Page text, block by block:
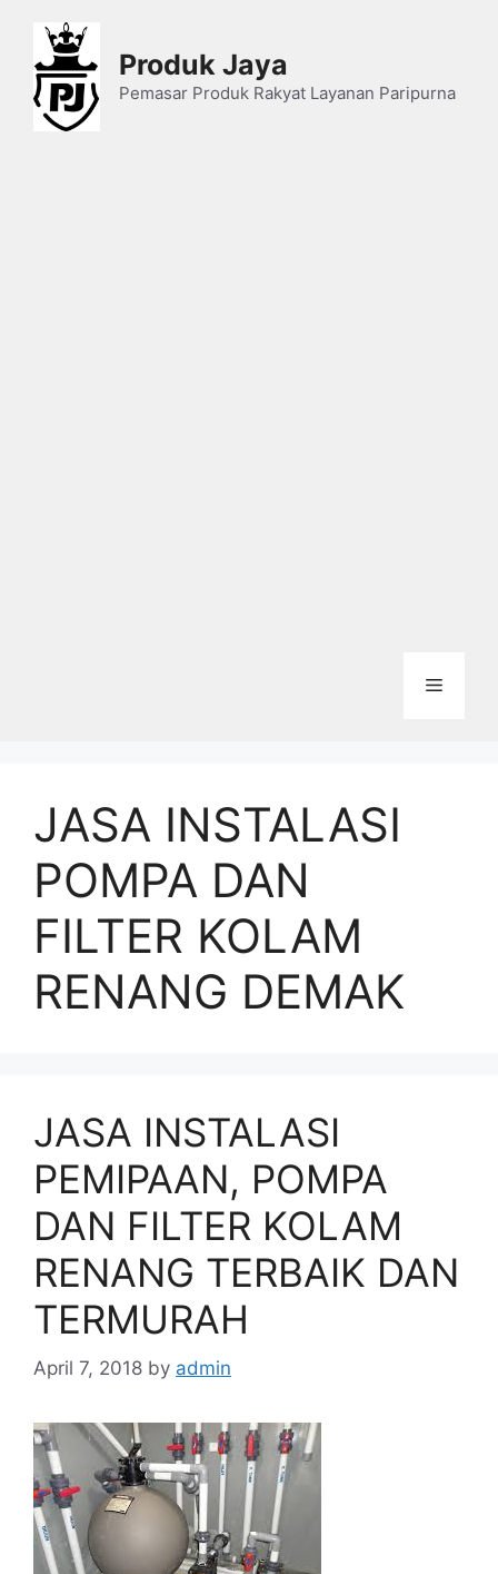
content
Produk Jaya
Pemasar Produk Rakyat Layanan Paripurna
Menu
JASA INSTALASI
POMPA DAN
FILTER KOLAM
RENANG DEMAK
JASA INSTALASI
PEMIPAAN, POMPA
DAN FILTER KOLAM
RENANG TERBAIK DAN
TERMURAH
April 7, 2018 by admin